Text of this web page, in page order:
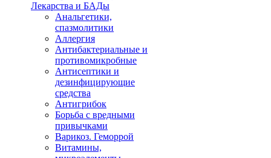
Лекарства и БАДы
Анальгетики,
спазмолитики
Аллергия
Антибактериальные и
противомикробные
Антисептики и
дезинфицирующие
средства
Антигрибок
Борьба с вредными
привычками
Варикоз. Геморрой
Витамины,